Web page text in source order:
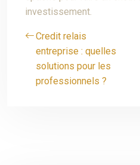
investissement.
Credit relais
entreprise : quelles
solutions pour les
professionnels ?